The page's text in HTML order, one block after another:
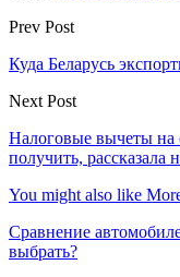
Prev Post
Куда Беларусь
Next Post
Налоговые вычеты на
получить, рассказала
You might also like
Сравнение
выбрать?